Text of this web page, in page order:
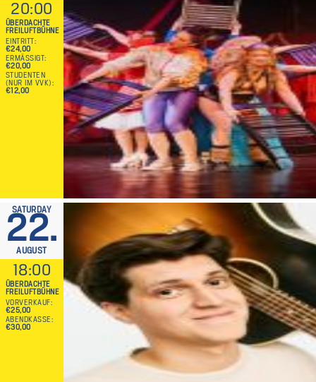
20:00
ÜBERDACHTE
FREILUFTBÜHNE
EINTRITT
€24,00
ERMÄSSIGT
€20,00
STUDENTEN
(NUR IM VVK)
€12,00
SATURDAY
22.
AUGUST
18:00
ÜBERDACHTE
FREILUFTBÜHNE
VORVERKAUF
€25,00
ABENDKASSE
€30,00